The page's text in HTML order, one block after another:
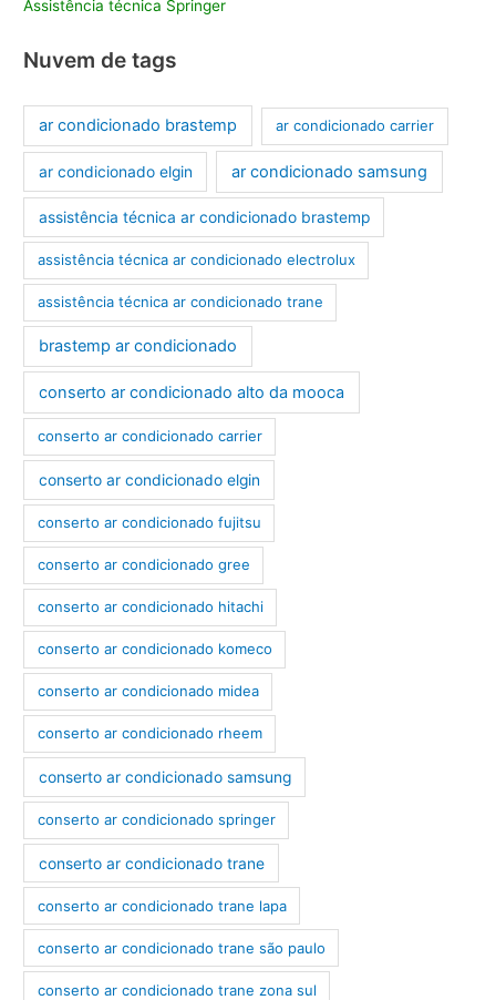
Assistência técnica Springer
Nuvem de tags
ar condicionado brastemp ar condicionado carrier
ar condicionado elgin ar condicionado samsung
assistência técnica ar condicionado brastemp
assistência técnica ar condicionado electrolux
assistência técnica ar condicionado trane
brastemp ar condicionado
conserto ar condicionado alto da mooca
conserto ar condicionado carrier
conserto ar condicionado elgin
conserto ar condicionado fujitsu
conserto ar condicionado gree
conserto ar condicionado hitachi
conserto ar condicionado komeco
conserto ar condicionado midea
conserto ar condicionado rheem
conserto ar condicionado samsung
conserto ar condicionado springer
conserto ar condicionado trane
conserto ar condicionado trane lapa
conserto ar condicionado trane são paulo
conserto ar condicionado trane zona sul